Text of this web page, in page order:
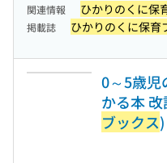
関連情報 ひかりのくに保
掲載誌 ひかりのくに保育
0～5歳児
かる本
ブックス)